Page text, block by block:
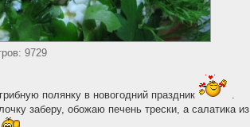
9729
полянку в новогодний праздник
.
заберу, обожаю печень трески, а салатика из